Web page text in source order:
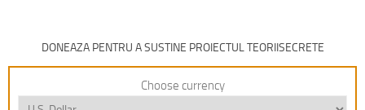
DONEAZA PENTRU A SUSTINE PROIECTUL TEORIISECRETE
Choose currency